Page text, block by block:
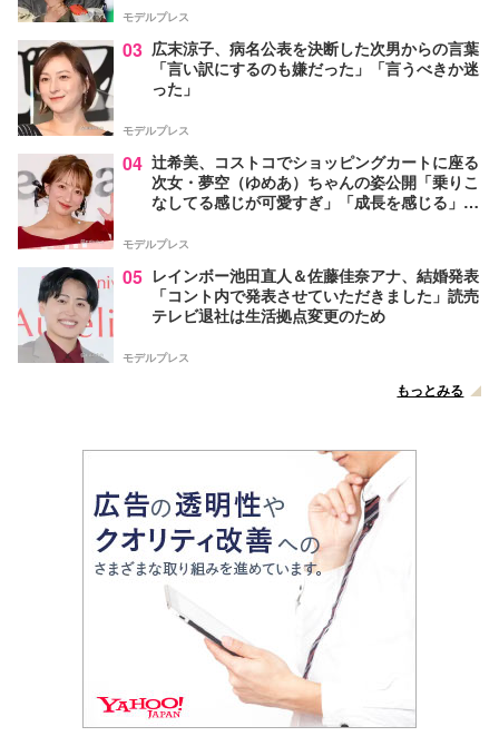
モデルプレス
03 広末涼子、病名公表を決断した次男からの言葉
「言い訳にするのも嫌だった」「言うべきか迷
った」
モデルプレス
04 辻希美、コストコでショッピングカートに座る
次女・夢空（ゆめあ）ちゃんの姿公開「乗りこ
なしてる感じが可愛すぎ」「成長を感じる」の
モデルプレス
05 レインボー池田直人＆佐藤佳奈アナ、結婚発表
「コント内で発表させていただきました」読売
テレビ退社は生活拠点変更のため
モデルプレス
もっとみる